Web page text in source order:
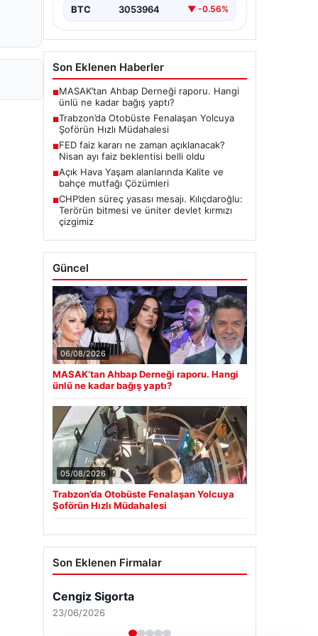
BTC 3053964 ▼ -0.56%
Son Eklenen Haberler
■MASAK’tan Ahbap Derneği raporu. Hangi
ünlü ne kadar bağış yaptı?
■Trabzon’da Otobüste Fenalaşan Yolcuya
Şoförün Hızlı Müdahalesi
■FED faiz kararı ne zaman açıklanacak?
Nisan ayı faiz beklentisi belli oldu
■Açık Hava Yaşam alanlarında Kalite ve
bahçe mutfağı Çözümleri
■CHP’den süreç yasası mesajı. Kılıçdaroğlu:
Terörün bitmesi ve üniter devlet kırmızı
çizgimiz
Güncel
06/08/2026
MASAK’tan Ahbap Derneği raporu. Hangi
ünlü ne kadar bağış yaptı?
05/08/2026
Trabzon’da Otobüste Fenalaşan Yolcuya
Şoförün Hızlı Müdahalesi
Son Eklenen Firmalar
Cengiz Sigorta
23/06/2026